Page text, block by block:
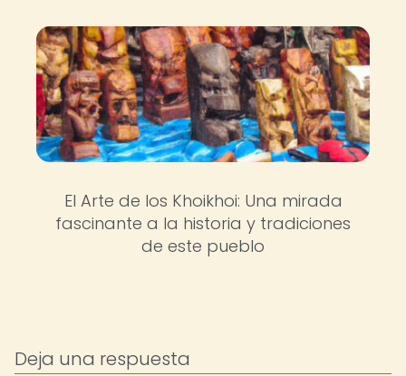
El Arte de los Khoikhoi: Una mirada
fascinante a la historia y tradiciones
de este pueblo
Deja una respuesta